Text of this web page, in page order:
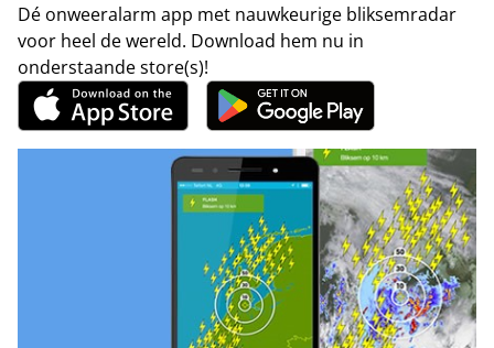
Dé onweeralarm app met nauwkeurige bliksemradar
voor heel de wereld. Download hem nu in
onderstaande store(s)!